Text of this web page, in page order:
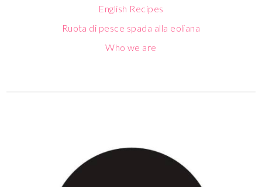
English Recipes
Ruota di pesce spada alla eoliana
Who we are